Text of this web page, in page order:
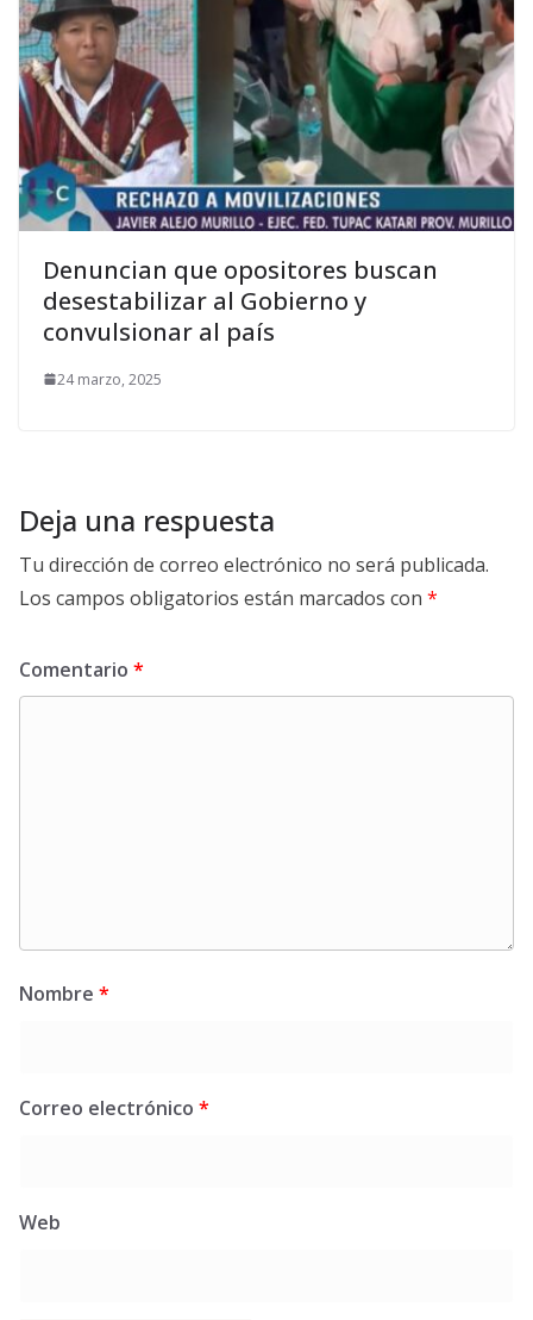
Denuncian que opositores buscan
desestabilizar al Gobierno y
convulsionar al país
24 marzo, 2025
Deja una respuesta
Tu dirección de correo electrónico no será publicada.
Los campos obligatorios están marcados con *
Comentario *
Nombre *
Correo electrónico *
Web